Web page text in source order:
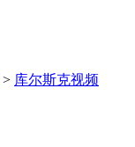
> 库尔斯克视频